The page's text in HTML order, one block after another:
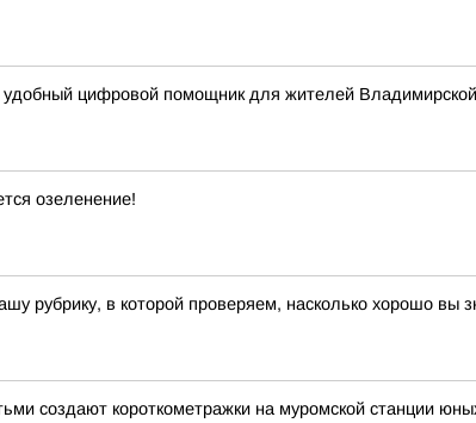
цифровой помощник для жителей
озеленение!
рубрику, в которой проверяем, насколько хорошо вы
создают короткометражки на муромской станции